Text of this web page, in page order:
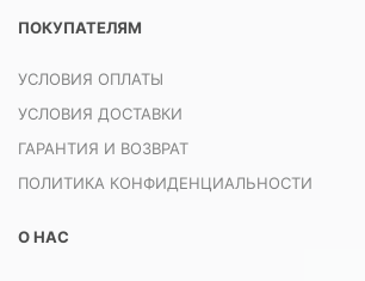
ПОКУПАТЕЛЯМ
УСЛОВИЯ ОПЛАТЫ
УСЛОВИЯ ДОСТАВКИ
ГАРАНТИЯ И ВОЗВРАТ
ПОЛИТИКА КОНФИДЕНЦИАЛЬНОСТИ
О НАС